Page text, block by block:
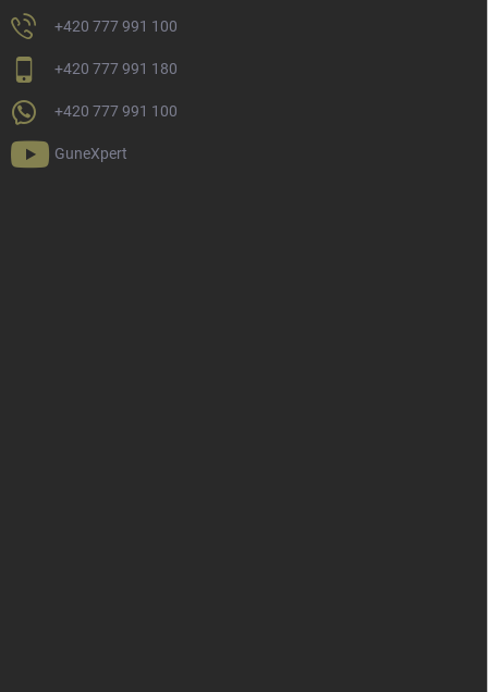
+420 777 991 100
+420 777 991 180
+420 777 991 100
GuneXpert